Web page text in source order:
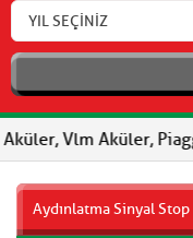
YIL SEÇİNİZ
Vlm Aküler, Piaggio
Aydınlatma Sinyal